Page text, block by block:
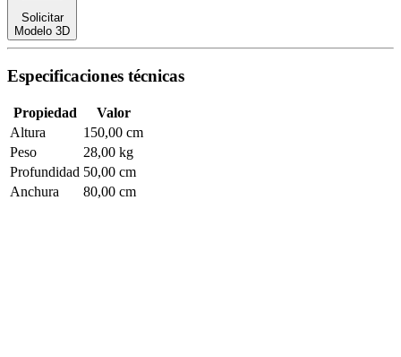
Solicitar
Modelo 3D
Especificaciones técnicas
Propiedad
Valor
Altura
150,00 cm
Peso
28,00 kg
Profundidad 50,00 cm
Anchura
80,00 cm